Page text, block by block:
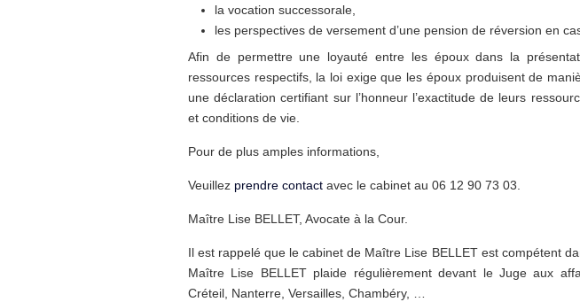
la vocation successorale,
les perspectives de versement d’une pension de réversion en
Afin de permettre une loyauté entre les époux dans la
ressources respectifs, la loi exige que les époux produisent de
une déclaration certifiant sur l’honneur l’exactitude de leurs
et conditions de vie.
Pour de plus amples informations,
Veuillez prendre contact avec le cabinet au 06 12 90 73 03.
Maître Lise BELLET, Avocate à la Cour.
Il est rappelé que le cabinet de Maître Lise BELLET est compétent
Maître Lise BELLET plaide régulièrement devant le Juge aux
Créteil, Nanterre, Versailles, Chambéry, …